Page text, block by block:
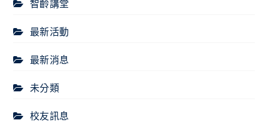
智齡講堂
最新活動
最新消息
未分類
校友訊息